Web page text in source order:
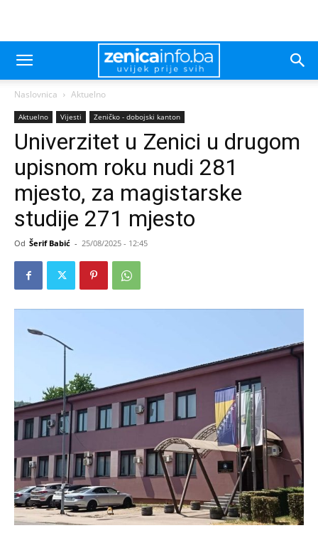
Naslovnica Aktuelno
Aktuelno Vijesti Zeničko - dobojski kanton
Univerzitet u Zenici u drugom
upisnom roku nudi 281
mjesto, za magistarske
studije 271 mjesto
Od Šerif Babić - 25/08/2025 - 12:45